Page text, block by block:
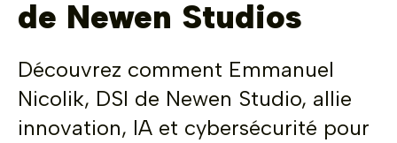
de Newen Studios
Découvrez comment Emmanuel
Nicolik, DSI de Newen Studio, allie
innovation, IA et cybersécurité pour